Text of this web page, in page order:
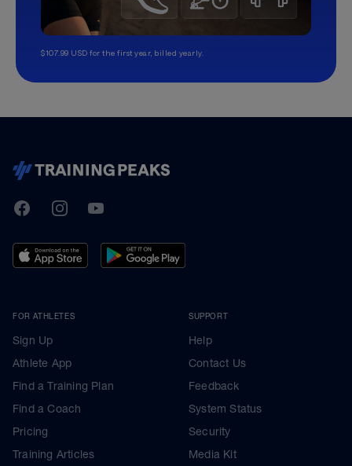
$107.99 USD for the first year, billed yearly.
TrainingPeaks
FacebookInstagramYoutube
FOR ATHLETES
Sign Up
Athlete App
Find a Training Plan
Find a Coach
Pricing
Training Articles
SUPPORT
Help
Contact Us
Feedback
System Status
Security
Media Kit